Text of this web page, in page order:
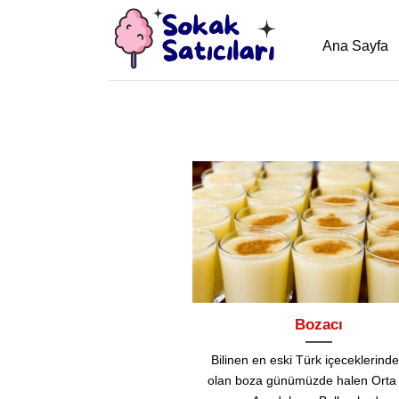
Ana Sayfa
Bozacı
Bilinen en eski Türk
olan boza günümüzde halen Orta